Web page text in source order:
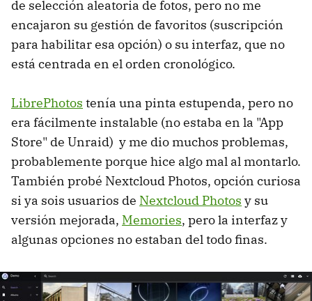
de selección aleatoria de fotos, pero no me
encajaron su gestión de favoritos (suscripción
para habilitar esa opción) o su interfaz, que no
está centrada en el orden cronológico.
LibrePhotos tenía una pinta estupenda, pero no
era fácilmente instalable (no estaba en la "App
Store" de Unraid) y me dio muchos problemas,
probablemente porque hice algo mal al montarlo.
También probé Nextcloud Photos, opción curiosa
si ya sois usuarios de Nextcloud Photos y su
versión mejorada, Memories, pero la interfaz y
algunas opciones no estaban del todo finas.